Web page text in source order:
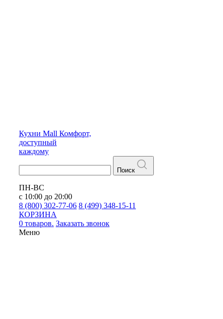
Кухни Mall Комфорт,
доступный
каждому
Поиск
ПН-ВС
с 10:00 до 20:00
8 (800) 302-77-06 8 (499) 348-15-11
КОРЗИНА
0 товаров. Заказать звонок
Меню